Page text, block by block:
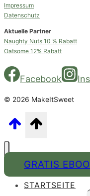
Impressum
Datenschutz
Aktuelle Partner
Naughty Nuts 10 % Rabatt
Oatsome 12% Rabatt
Facebook
© 2026 MakeItSweet
GRATIS
STARTSEITE